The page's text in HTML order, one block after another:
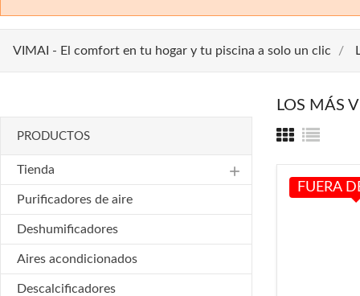
VIMAI - El comfort en tu hogar y tu piscina a solo un clic
PRODUCTOS
Tienda add
Purificadores de aire
Deshumificadores
Aires acondicionados
Descalcificadores
LOS MÁS
FUERA